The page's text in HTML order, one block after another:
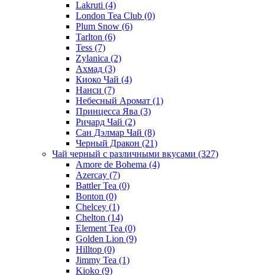
Lakruti (4)
London Tea Club (0)
Plum Snow (6)
Tarlton (6)
Tess (7)
Zylanica (2)
Ахмад (3)
Киоко Чай (4)
Нанси (7)
Небесный Аромат (1)
Принцесса Ява (3)
Ричард Чай (2)
Сан Дэлмар Чай (8)
Черный Дракон (21)
Чай черный с различными вкусами (327)
Amore de Bohema (4)
Azercay (7)
Battler Tea (0)
Bonton (0)
Chelcey (1)
Chelton (14)
Element Tea (0)
Golden Lion (9)
Hilltop (0)
Jimmy Tea (1)
Kioko (9)